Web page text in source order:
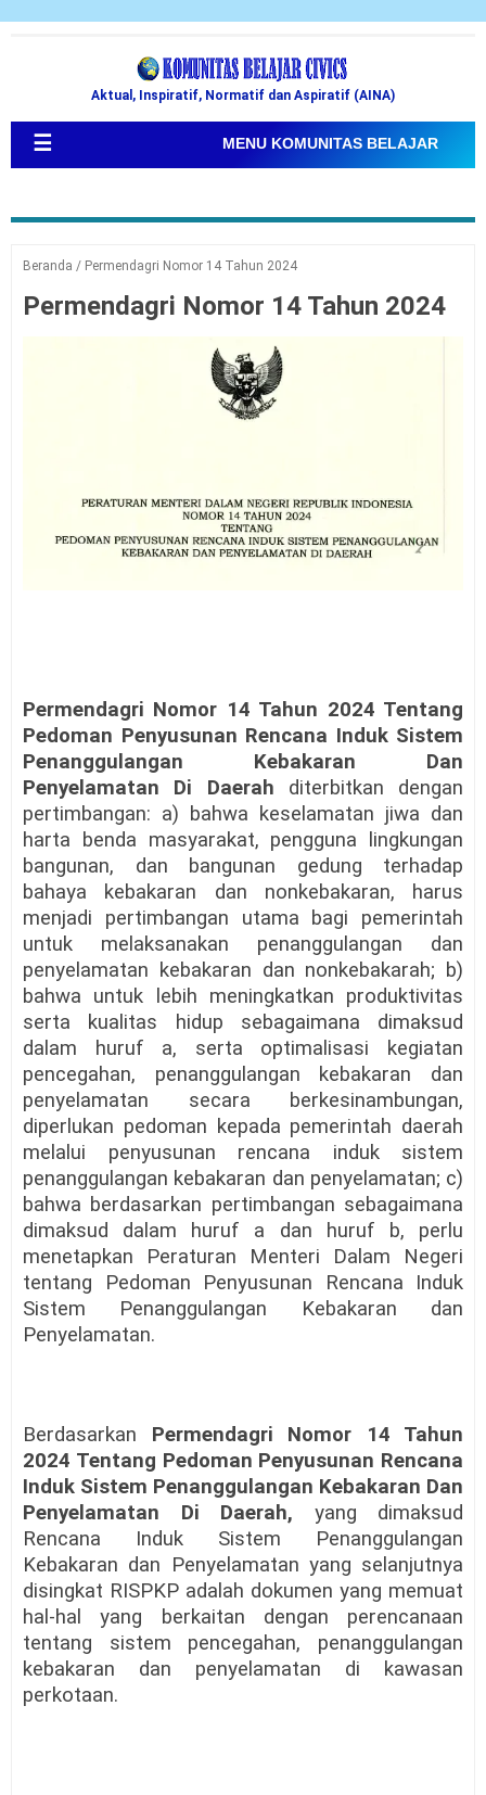
Aktual, Inspiratif, Normatif dan Aspiratif (AINA)
☰ MENU KOMUNITAS BELAJAR
Beranda / Permendagri Nomor 14 Tahun 2024
Permendagri Nomor 14 Tahun 2024
Permendagri Nomor 14 Tahun 2024 Tentang
Pedoman Penyusunan Rencana Induk Sistem
Penanggulangan Kebakaran Dan
Penyelamatan Di Daerah diterbitkan dengan
pertimbangan: a) bahwa keselamatan jiwa dan
harta benda masyarakat, pengguna lingkungan
bangunan, dan bangunan gedung terhadap
bahaya kebakaran dan nonkebakaran, harus
menjadi pertimbangan utama bagi pemerintah
untuk melaksanakan penanggulangan dan
penyelamatan kebakaran dan nonkebakarah; b)
bahwa untuk lebih meningkatkan produktivitas
serta kualitas hidup sebagaimana dimaksud
dalam huruf a, serta optimalisasi kegiatan
pencegahan, penanggulangan kebakaran dan
penyelamatan secara berkesinambungan,
diperlukan pedoman kepada pemerintah daerah
melalui penyusunan rencana induk sistem
penanggulangan kebakaran dan penyelamatan; c)
bahwa berdasarkan pertimbangan sebagaimana
dimaksud dalam huruf a dan huruf b, perlu
menetapkan Peraturan Menteri Dalam Negeri
tentang Pedoman Penyusunan Rencana Induk
Sistem Penanggulangan Kebakaran dan
Penyelamatan.
Berdasarkan Permendagri Nomor 14 Tahun
2024 Tentang Pedoman Penyusunan Rencana
Induk Sistem Penanggulangan Kebakaran Dan
Penyelamatan Di Daerah, yang dimaksud
Rencana Induk Sistem Penanggulangan
Kebakaran dan Penyelamatan yang selanjutnya
disingkat RISPKP adalah dokumen yang memuat
hal-hal yang berkaitan dengan perencanaan
tentang sistem pencegahan, penanggulangan
kebakaran dan penyelamatan di kawasan
perkotaan.